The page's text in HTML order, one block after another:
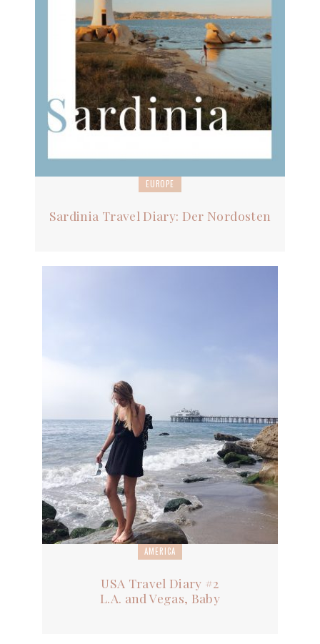
EUROPE
Sardinia Travel Diary: Der Nordosten
AMERICA
USA Travel Diary #2
L.A. and Vegas, Baby